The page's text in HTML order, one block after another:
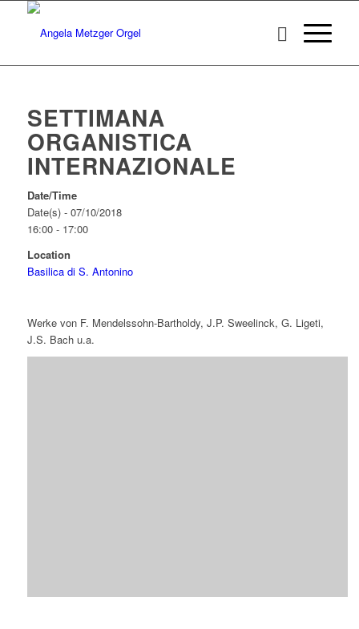
SETTIMANA
ORGANISTICA
INTERNAZIONALE
Date/Time
Date(s) - 07/10/2018
16:00 - 17:00
Location
Basilica di S. Antonino
Werke von F. Mendelssohn-Bartholdy, J.P. Sweelinck, G. Ligeti,
J.S. Bach u.a.